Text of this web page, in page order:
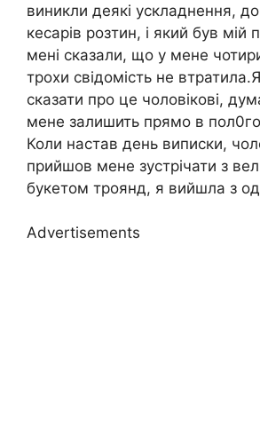
виникли деякі ускладнення,
кесарів розтин, і який був мій
мені сказали, що у мене
трохи свідомість не
сказати про це чоловікові,
мене залишить прямо в
Коли настав день виписки,
прийшов мене зустрічати з
букетом троянд, я вийшла з
Advertisements